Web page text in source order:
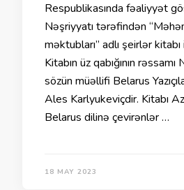
Respublikasında fəaliyyət
Nəşriyyatı tərəfindən
məktubları” adlı şeirlər kitabı
Kitabın üz qabığının
sözün müəllifi Belarus
Ales Karlyukeviçdir. Kitabı
Belarus dilinə çevirənlər …
18 MAY 2023